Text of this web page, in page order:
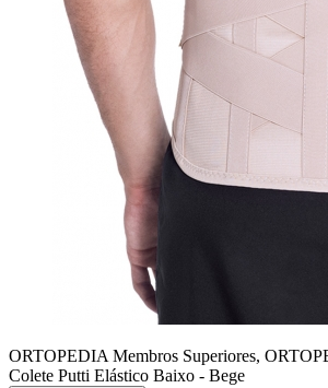
ORTOPEDIA Membros Superiores,
Colete Putti Elástico Baixo - Bege